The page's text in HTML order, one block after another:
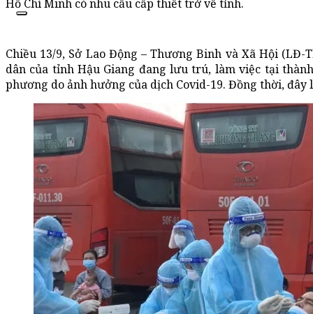
Hồ Chí Minh có nhu cầu cấp thiết trở về tỉnh.
Chiều 13/9, Sở Lao Động – Thương Binh và Xã Hội
dân của tỉnh Hậu Giang đang lưu trú, làm việc tại
phương do ảnh hưởng của dịch Covid-19. Đồng thời,